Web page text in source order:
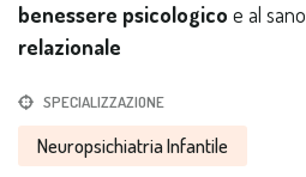
benessere psicologico e al sano
relazionale
SPECIALIZZAZIONE
Neuropsichiatria Infantile